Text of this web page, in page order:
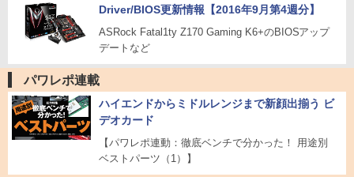
Driver/BIOS更新情報【2016年9月第4週分】
ASRock Fatal1ty Z170 Gaming K6+のBIOSアップ
デートなど
パワレポ連載
ハイエンドからミドルレンジまで新顔出揃う ビ
デオカード
【パワレポ連動：徹底ベンチで分かった！ 用途別
ベストパーツ（1）】